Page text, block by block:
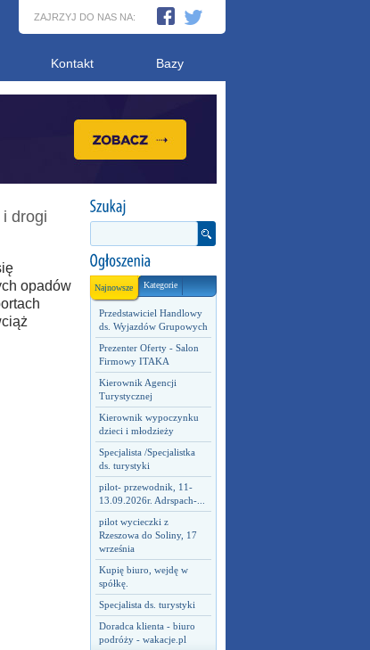
ZAJRZYJ DO NAS NA:
Kontakt Bazy
Najnowsze Kategorie
Przedstawiciel Handlowy
ds. Wyjazdów Grupowych
Prezenter Oferty - Salon
Firmowy ITAKA
Kierownik Agencji
Turystycznej
Kierownik wypoczynku
dzieci i młodzieży
Specjalista /Specjalistka
ds. turystyki
pilot- przewodnik, 11-
13.09.2026r. Adrspach-...
pilot wycieczki z
Rzeszowa do Soliny, 17
września
Kupię biuro, wejdę w
spółkę.
Specjalista ds. turystyki
Doradca klienta - biuro
podróży - wakacje.pl
drogi
opadów